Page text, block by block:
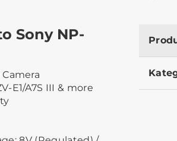
Sony NP-
E1/A7S III & more